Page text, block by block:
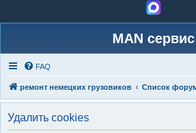
MAN сервис
FAQ
ремонт немецких грузовиков Список
Удалить cookies